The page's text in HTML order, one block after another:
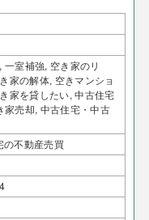
室補強, 空き家のリ
家の解体, 空きマンショ
家を貸したい, 中古住宅
家売却, 中古住宅・中古
の不動産売買